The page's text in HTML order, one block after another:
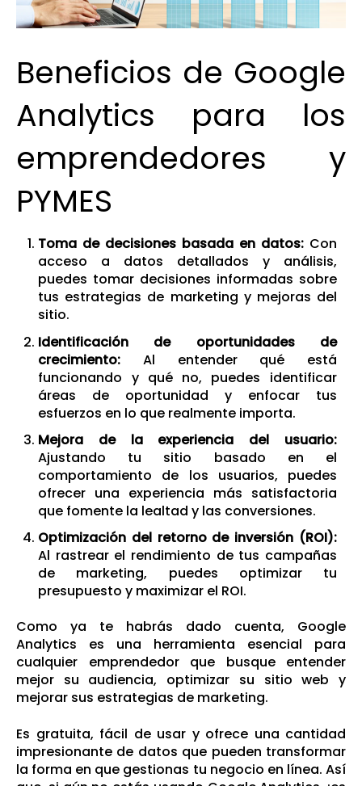
Beneficios de Google
Analytics para los
emprendedores y
PYMES
Toma de decisiones basada en datos: Con
acceso a datos detallados y análisis,
puedes tomar decisiones informadas sobre
tus estrategias de marketing y mejoras del
sitio.
Identificación de oportunidades de
crecimiento: Al entender qué está
funcionando y qué no, puedes identificar
áreas de oportunidad y enfocar tus
esfuerzos en lo que realmente importa.
Mejora de la experiencia del usuario:
Ajustando tu sitio basado en el
comportamiento de los usuarios, puedes
ofrecer una experiencia más satisfactoria
que fomente la lealtad y las conversiones.
Optimización del retorno de inversión (ROI):
Al rastrear el rendimiento de tus campañas
de marketing, puedes optimizar tu
presupuesto y maximizar el ROI.
Como ya te habrás dado cuenta, Google
Analytics es una herramienta esencial para
cualquier emprendedor que busque entender
mejor su audiencia, optimizar su sitio web y
mejorar sus estrategias de marketing.
Es gratuita, fácil de usar y ofrece una cantidad
impresionante de datos que pueden transformar
la forma en que gestionas tu negocio en línea. Así